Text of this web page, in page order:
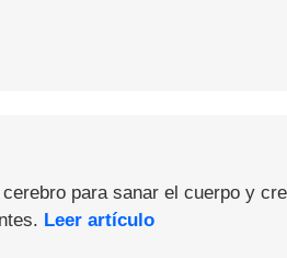
para sanar el cuerpo y
Leer artículo